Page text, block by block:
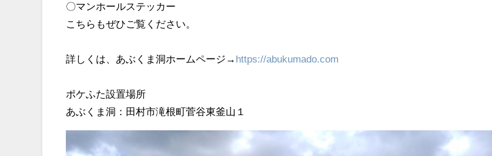
〇マンホールステッカー
こちらもぜひご覧ください。
詳しくは、あぶくま洞ホームページ→ https://abukumado.com
ポケふた設置場所
あぶくま洞：田村市滝根町菅谷東釜山１